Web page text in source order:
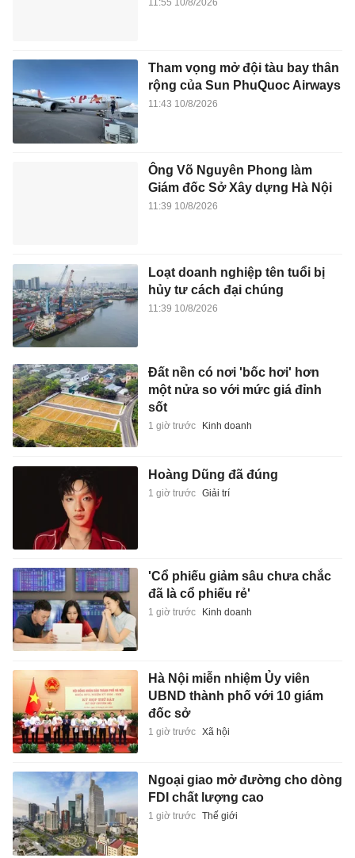
Tham vọng mở đội tàu bay thân
rộng của Sun PhuQuoc Airways
11:43 10/8/2026
Ông Võ Nguyên Phong làm
Giám đốc Sở Xây dựng Hà Nội
11:39 10/8/2026
Loạt doanh nghiệp tên tuổi bị
hủy tư cách đại chúng
11:39 10/8/2026
Đất nền có nơi 'bốc hơi' hơn
một nửa so với mức giá đỉnh
sốt
1 giờ trước Kinh doanh
Hoàng Dũng đã đúng
1 giờ trước Giải trí
'Cổ phiếu giảm sâu chưa chắc
đã là cổ phiếu rẻ'
1 giờ trước Kinh doanh
Hà Nội miễn nhiệm Ủy viên
UBND thành phố với 10 giám
đốc sở
1 giờ trước Xã hội
Ngoại giao mở đường cho dòng
FDI chất lượng cao
1 giờ trước Thế giới